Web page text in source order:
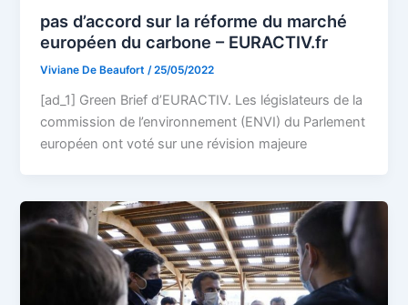
pas d’accord sur la réforme du marché
européen du carbone – EURACTIV.fr
Viviane De Beaufort/25/05/2022
[ad_1] Green Brief d’EURACTIV. Les législateurs de la
commission de l’environnement (ENVI) du Parlement
européen ont voté sur une révision majeure